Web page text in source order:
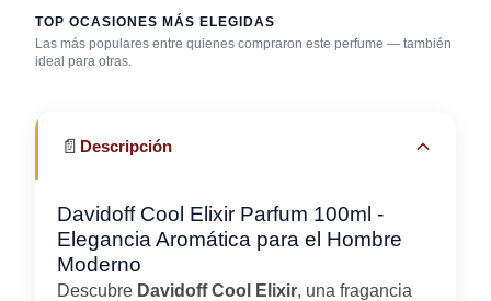
TOP OCASIONES MÁS ELEGIDAS
Las más populares entre quienes compraron este perfume — también
ideal para otras.
Bar / cocteles
corporativo / cena
📄 Descripción
Davidoff Cool Elixir Parfum 100ml -
Elegancia Aromática para el Hombre
Moderno
Descubre Davidoff Cool Elixir, una fragancia